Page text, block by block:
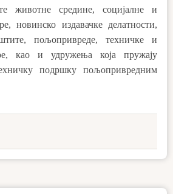
животне средине, социјалне и
новинско издавачке делатности,
пољопривреде, техничке и
као и удружења која пружају
подршку пољопривредним